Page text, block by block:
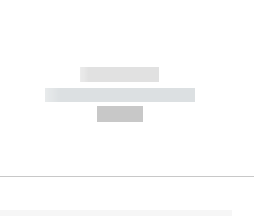
------------
----------- -----------